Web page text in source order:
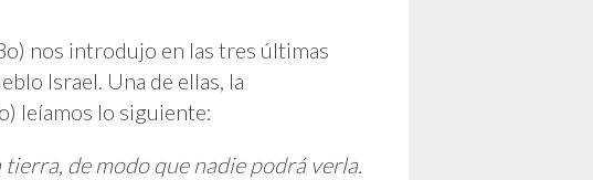
Mezquita
de
a
Ismael!
nos introdujo en las tres últimas
Israel. Una de ellas, la
leíamos lo siguiente:
de modo que nadie podrá verla.